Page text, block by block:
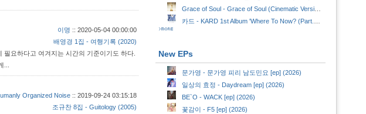
이명 :: 2020-05-04 00:00:00
배영경 1집 - 여행기록 (2020)
요하다고 여겨지는 시간의 기준이기도 하다.
Organized Noise :: 2019-09-24 03:15:18
조규찬 8집 - Guitology (2005)
Grace of Soul - Grace of Soul (Cinematic Version) (Cinematic Version) (2026)
카드 - KARD 1st Album 'Where To Now? (Part.2) : NOWHERE' (2026)
New EPs
문가영 - 문가영 피리 남도민요 [ep] (2026)
일상의 효정 - Daydream [ep] (2026)
BE`O - WACK [ep] (2026)
꽃감이 - F5 [ep] (2026)